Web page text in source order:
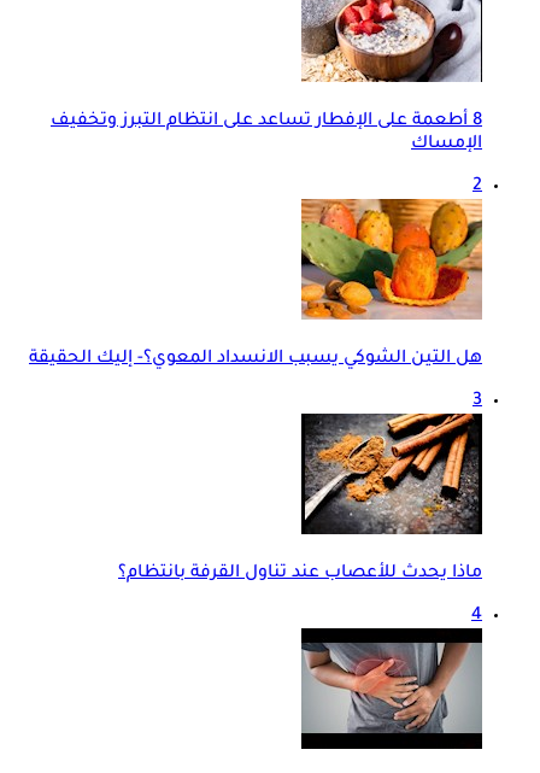
8 أطعمة على الإفطار تساعد على انتظام التبرز وتخفيف
الإمساك
2
هل التين الشوكي يسبب الانسداد المعوي؟- إليك الحقيقة
3
ماذا يحدث للأعصاب عند تناول القرفة بانتظام؟
4